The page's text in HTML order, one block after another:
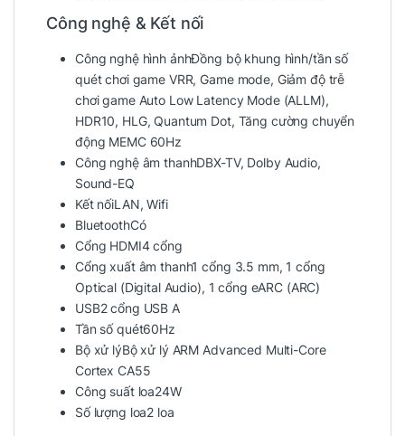
Công nghệ & Kết nối
Công nghệ hình ảnhĐồng bộ khung hình/tần số
quét chơi game VRR, Game mode, Giảm độ trễ
chơi game Auto Low Latency Mode (ALLM),
HDR10, HLG, Quantum Dot, Tăng cường chuyển
động MEMC 60Hz
Công nghệ âm thanhDBX-TV, Dolby Audio,
Sound-EQ
Kết nốiLAN, Wifi
BluetoothCó
Cổng HDMI4 cổng
Cổng xuất âm thanh1 cổng 3.5 mm, 1 cổng
Optical (Digital Audio), 1 cổng eARC (ARC)
USB2 cổng USB A
Tần số quét60Hz
Bộ xử lýBộ xử lý ARM Advanced Multi-Core
Cortex CA55
Công suất loa24W
Số lượng loa2 loa